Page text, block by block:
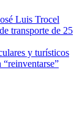
Luis Trocel
transporte de 25
y turísticos